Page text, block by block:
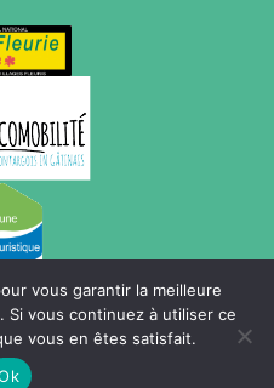
confidentialité
vous garantir la meilleure
vous continuez à utiliser ce
vous en êtes satisfait.